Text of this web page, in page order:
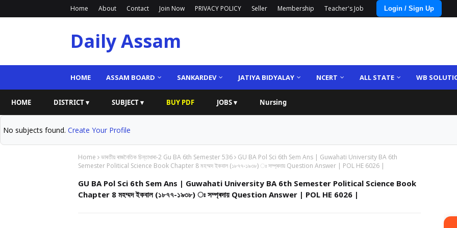
Home About Contact Join Now PRIVACY POLICY Seller Membership Teacher's Job Login / Sign Up
Daily Assam
HOME ASSAM BOARD SANKARDEV JATIYA BIDYALAY NCERT ALL STATE WB
HOME DISTRICT ▾ SUBJECT ▾ BUY PDF JOBS ▾ Nursing
No subjects found. Create Your Profile
Home ভাৰতীয় ৰাজনৈতিক চিন্তাধাৰা-2 Gu BA 6th Semester 536
GU BA Pol Sci 6th Sem Ans | Guwahati University BA 6th
Semester Political Science Book Chapter 8 মহম্মদ ইকবাল (১৮৭৭-১৯৩৮) ঃ সম্প্ৰদায় Question Answer | POL HE 6026 |
GU BA Pol Sci 6th Sem Ans | Guwahati University BA 6th Semester Political Science Book
Chapter 8 মহম্মদ ইকবাল (১৮৭৭-১৯৩৮) ঃ সম্প্ৰদায় Question Answer | POL HE 6026 |